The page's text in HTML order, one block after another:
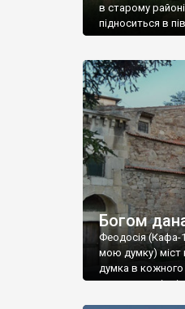
в старому
підноситься в
Богом
Феодосія (Кафа-
мою думку) міст
думка в кожного
запрошую